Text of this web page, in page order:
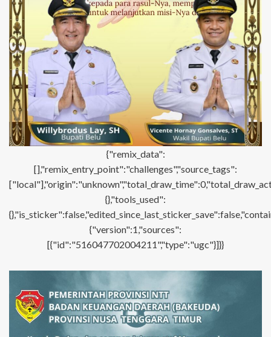
{"remix_data":
[],"remix_entry_point":"challenges","source_tags":
{},"tools_used":
{"version":1,"sources":
[{"id":"516047702004211","type":"ugc"}]}}